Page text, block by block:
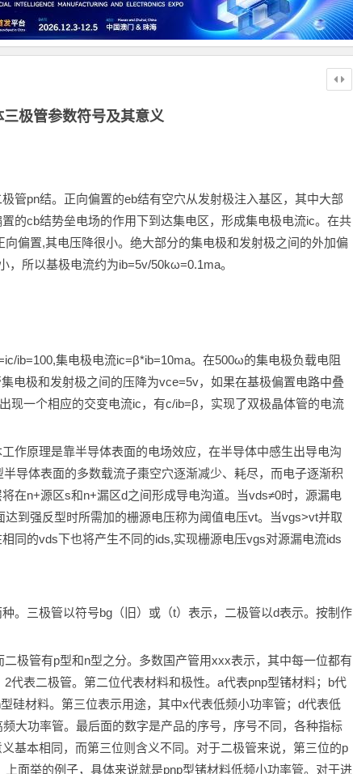
三极管参数符号及其意义
管pn结。正向偏置的eb结有空穴从发射极注入基区，其中大部
的cb结势垒电场的作用下到达集电区，形成集电极电流ic。在共
偏置,其电压降很小。绝大部分的集电极和发射极之间的外加偏
，所以基极电流约为ib=5v/50kω=0.1ma。
ib=100,集电极电流ic=β*ib=10ma。在500ω的集电极负载电阻
电极和发射极之间的压降为vce=5v，如果在基极偏置电路中叠
现一个相应的交变电流ic，有c/ib=β，实现了双极晶体管的电流
作原理是靠半导体表面的电场效应，在半导体中感生出导电沟
导体表面的多数载流子棗空穴逐渐减少、耗尽，而电子逐渐积
在n+源区s和n+漏区d之间形成导电沟道。当vds≠0时，源漏电
到强反型时所需加的栅源电压称为阈值电压vt。当vgs>vt并取
同的vds下也将产生不同的ids,实现栅源电压vgs对源漏电流ids
。三极管以符号bg（旧）或（t）表示，二极管以d表示。按制作
极管有p型和n型之分。多数国产管用xxx表示，其中每一位都有
代表二极管。第二位代表材料和极性。a代表pnp型锗材料；b代
硅材料。第三位表示用途，其中x代表低频小功率管；d代表低
大功率管。最后面的数字是产品的序号，序号不同，各种指标
基本相同，而第三位则含义不同。对于二极管来说，第三位的p
面举的例子，具体来说就是pnp型锗材料低频小功率管。对于进